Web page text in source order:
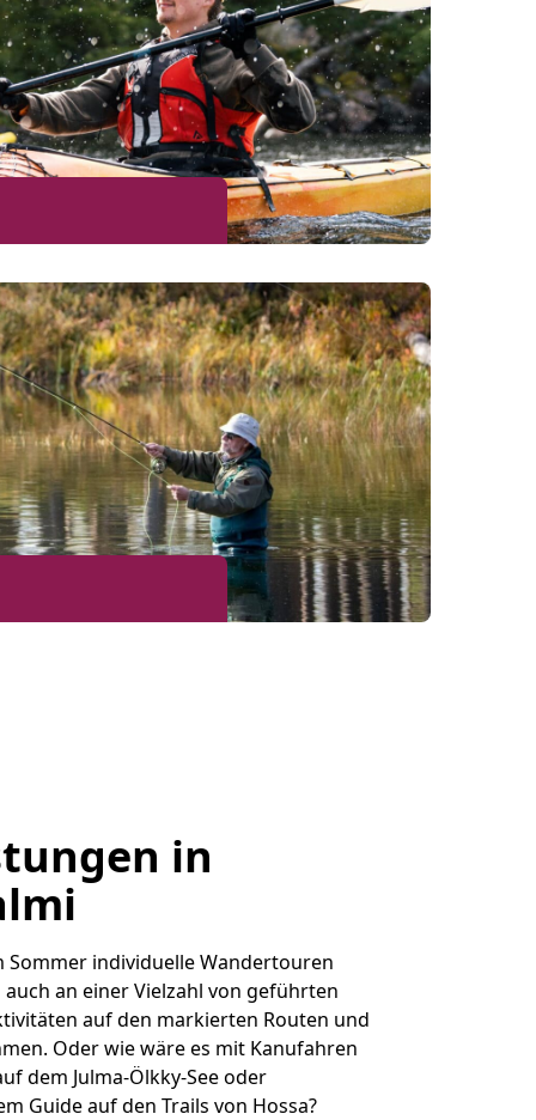
in
Sommer individuelle Wandertouren
an einer Vielzahl von geführten
auf den markierten Routen und
Oder wie wäre es mit Kanufahren
dem Julma-Ölkky-See oder
Guide auf den Trails von Hossa?